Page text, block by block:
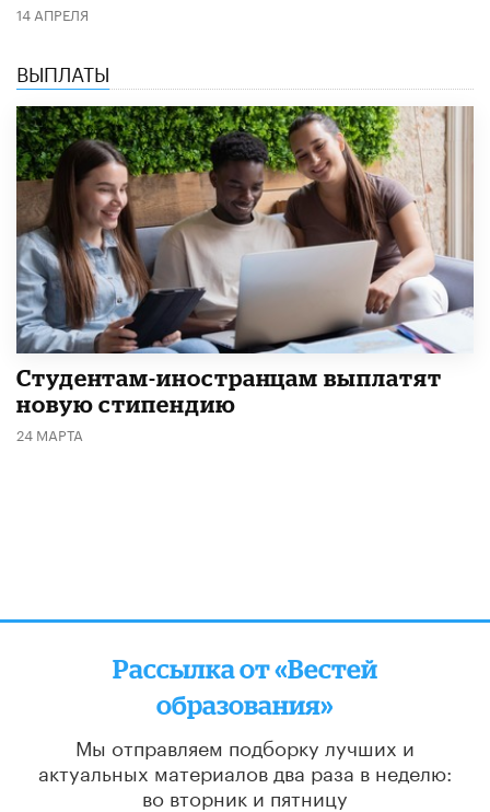
14 АПРЕЛЯ
ВЫПЛАТЫ
Студентам-иностранцам выплатят
новую стипендию
24 МАРТА
Рассылка от «Вестей
образования»
Мы отправляем подборку лучших и
актуальных материалов два раза в неделю:
во вторник и пятницу